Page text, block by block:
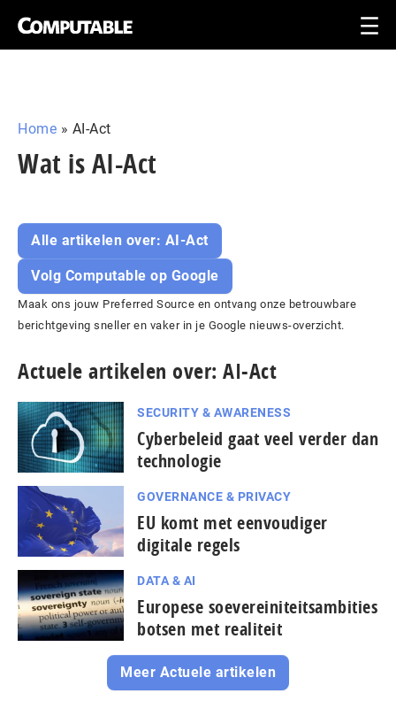
Home » AI-Act
Wat is AI-Act
Alle artikelen over: AI-Act
Volg Computable op Google
Maak ons jouw Preferred Source en ontvang onze betrouwbare
berichtgeving sneller en vaker in je Google nieuws-overzicht.
Actuele artikelen over: AI-Act
SECURITY & AWARENESS
Cyberbeleid gaat veel verder dan
technologie
GOVERNANCE & PRIVACY
EU komt met eenvoudiger
digitale regels
DATA & AI
Europese soevereiniteitsambities
botsen met realiteit
Meer Actuele artikelen